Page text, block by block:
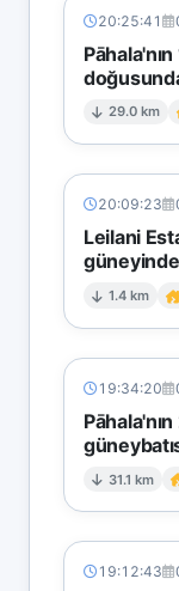
20:25:41
29.0 km
20:09:23
Leilani
1.4 km
19:34:20
31.1 km
19:12:43